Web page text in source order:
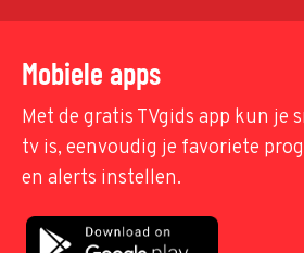
Mobiele apps
Met de gratis TVgids app kun je
tv is, eenvoudig je favoriete
en alerts instellen.